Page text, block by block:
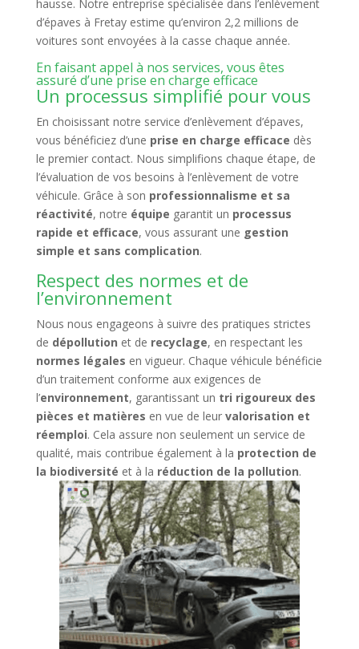
hausse. Notre entreprise spécialisée dans l’enlèvement
d’épaves à Fretay estime qu’environ 2,2 millions de
voitures sont envoyées à la casse chaque année.
En faisant appel à nos services, vous êtes
assuré d’une prise en charge efficace
Un processus simplifié pour vous
En choisissant notre service d’enlèvement d’épaves,
vous bénéficiez d’une prise en charge efficace dès
le premier contact. Nous simplifions chaque étape, de
l’évaluation de vos besoins à l’enlèvement de votre
véhicule. Grâce à son professionnalisme et sa
réactivité, notre équipe garantit un processus
rapide et efficace, vous assurant une gestion
simple et sans complication.
Respect des normes et de
l’environnement
Nous nous engageons à suivre des pratiques strictes
de dépollution et de recyclage, en respectant les
normes légales en vigueur. Chaque véhicule bénéficie
d’un traitement conforme aux exigences de
l’environnement, garantissant un tri rigoureux des
pièces et matières en vue de leur valorisation et
réemploi. Cela assure non seulement un service de
qualité, mais contribue également à la protection de
la biodiversité et à la réduction de la pollution.